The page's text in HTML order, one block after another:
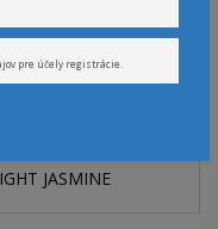
- NIGHT
pre účely registrácie.